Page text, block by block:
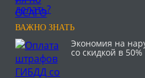
ВАЖНО ЗНАТЬ
Экономия на
со скидкой в 50%